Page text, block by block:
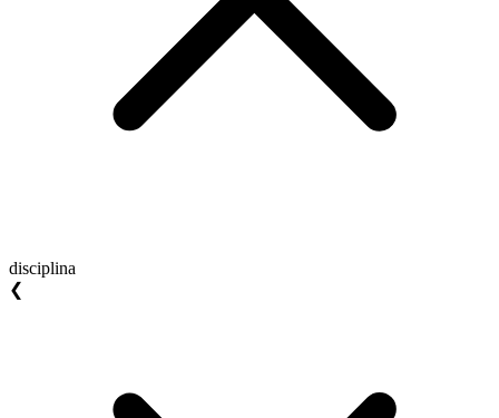
disciplina
❮